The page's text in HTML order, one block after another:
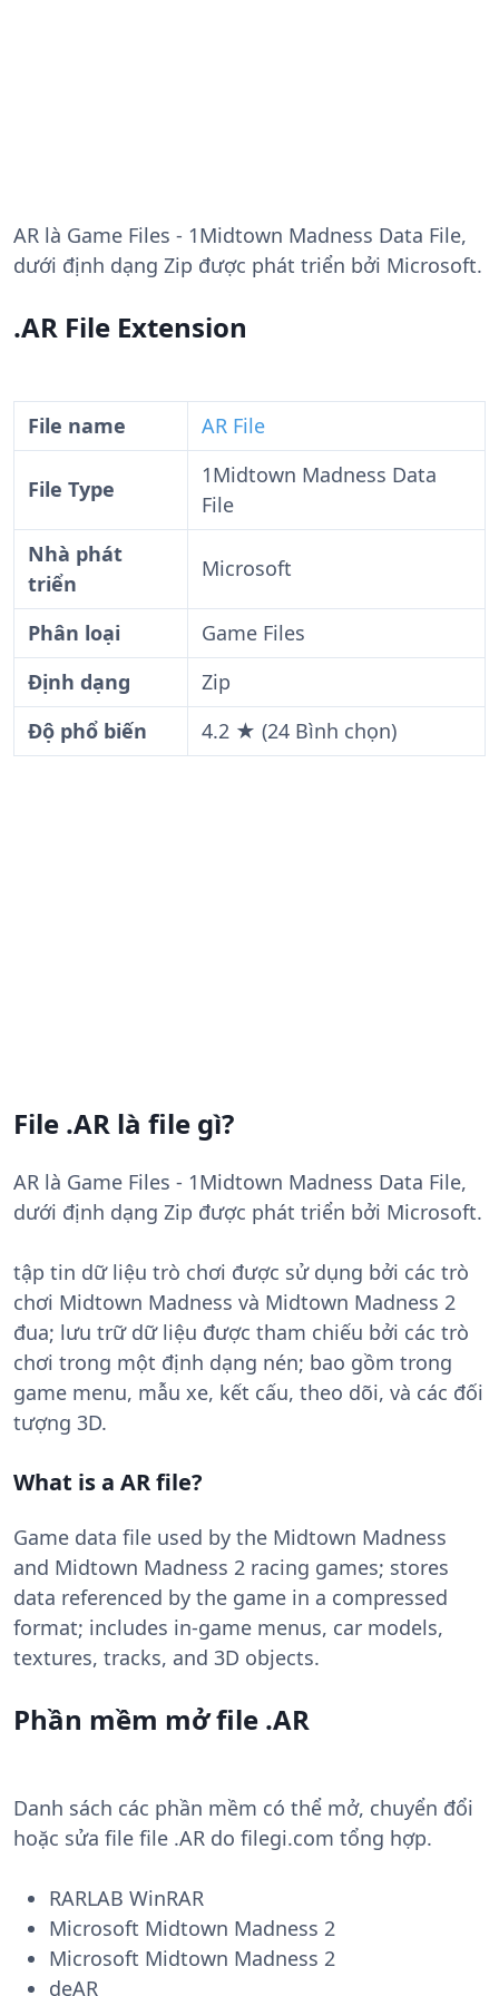
AR là Game Files - 1Midtown Madness Data File,
dưới định dạng Zip được phát triển bởi Microsoft.
.AR File Extension
File name AR File
File Type
1Midtown Madness Data
File
Nhà phát
triển
Microsoft
Phân loại
Game Files
Định dạng
Zip
Độ phổ biến
4.2 ★ (24 Bình chọn)
File .AR là file gì?
AR là Game Files - 1Midtown Madness Data File,
dưới định dạng Zip được phát triển bởi Microsoft.
tập tin dữ liệu trò chơi được sử dụng bởi các trò
chơi Midtown Madness và Midtown Madness 2
đua; lưu trữ dữ liệu được tham chiếu bởi các trò
chơi trong một định dạng nén; bao gồm trong
game menu, mẫu xe, kết cấu, theo dõi, và các đối
tượng 3D.
What is a AR file?
Game data file used by the Midtown Madness
and Midtown Madness 2 racing games; stores
data referenced by the game in a compressed
format; includes in-game menus, car models,
textures, tracks, and 3D objects.
Phần mềm mở file .AR
Danh sách các phần mềm có thể mở, chuyển đổi
hoặc sửa file file .AR do filegi.com tổng hợp.
RARLAB WinRAR
Microsoft Midtown Madness 2
Microsoft Midtown Madness 2
deAR